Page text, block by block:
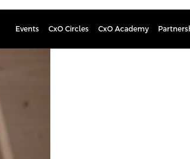
Events CxO Circles CxO Academy